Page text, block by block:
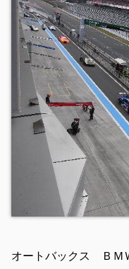
オートバックス Ｂ